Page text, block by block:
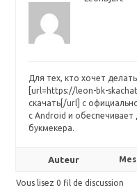
Для тех, кто хочет
[url=https://leon-bk-
скачать[/url] с
с Android и
букмекера.
Auteur
Vous lisez 0 fil de discussion